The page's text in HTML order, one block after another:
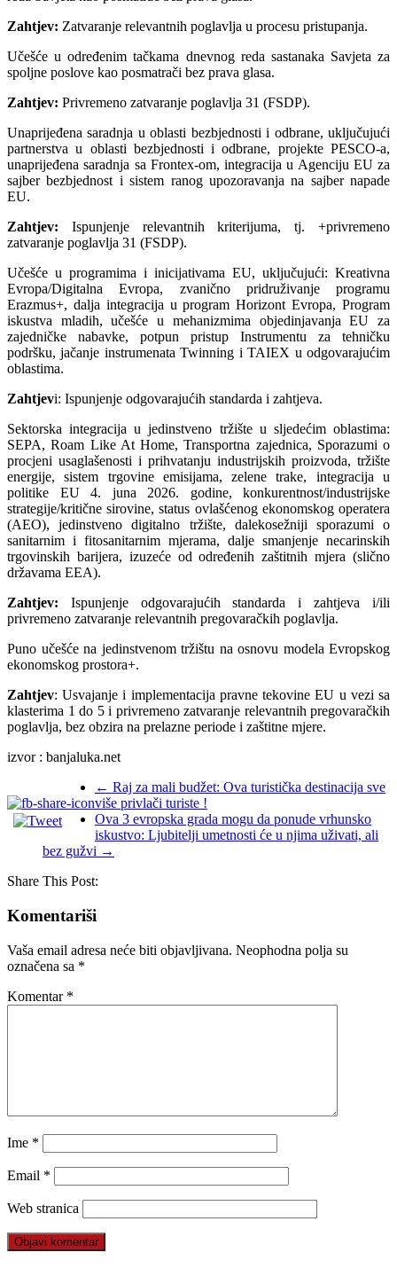
Zahtjev: Zatvaranje relevantnih poglavlja u procesu pristupanja.
Učešće u određenim tačkama dnevnog reda sastanaka Savjeta za
spoljne poslove kao posmatrači bez prava glasa.
Zahtjev: Privremeno zatvaranje poglavlja 31 (FSDP).
Unaprijeđena saradnja u oblasti bezbjednosti i odbrane, uključujući
partnerstva u oblasti bezbjednosti i odbrane, projekte PESCO-a,
unaprijeđena saradnja sa Frontex-om, integracija u Agenciju EU za
sajber bezbjednost i sistem ranog upozoravanja na sajber napade
EU.
Zahtjev: Ispunjenje relevantnih kriterijuma, tj. +privremeno
zatvaranje poglavlja 31 (FSDP).
Učešće u programima i inicijativama EU, uključujući: Kreativna
Evropa/Digitalna Evropa, zvanično pridruživanje programu
Erazmus+, dalja integracija u program Horizont Evropa, Program
iskustva mladih, učešće u mehanizmima objedinjavanja EU za
zajedničke nabavke, potpun pristup Instrumentu za tehničku
podršku, jačanje instrumenata Twinning i TAIEX u odgovarajućim
oblastima.
Zahtjevi: Ispunjenje odgovarajućih standarda i zahtjeva.
Sektorska integracija u jedinstveno tržište u sljedećim oblastima:
SEPA, Roam Like At Home, Transportna zajednica, Sporazumi o
procjeni usaglašenosti i prihvatanju industrijskih proizvoda, tržište
energije, sistem trgovine emisijama, zelene trake, integracija u
politike EU 4. juna 2026. godine, konkurentnost/industrijske
strategije/kritične sirovine, status ovlašćenog ekonomskog operatera
(AEO), jedinstveno digitalno tržište, dalekosežniji sporazumi o
sanitarnim i fitosanitarnim mjerama, dalje smanjenje necarinskih
trgovinskih barijera, izuzeće od određenih zaštitnih mjera (slično
državama EEA).
Zahtjev: Ispunjenje odgovarajućih standarda i zahtjeva i/ili
privremeno zatvaranje relevantnih pregovaračkih poglavlja.
Puno učešće na jedinstvenom tržištu na osnovu modela Evropskog
ekonomskog prostora+.
Zahtjev: Usvajanje i implementacija pravne tekovine EU u vezi sa
klasterima 1 do 5 i privremeno zatvaranje relevantnih pregovaračkih
poglavlja, bez obzira na prelazne periode i zaštitne mjere.
izvor : banjaluka.net
← Raj za mali budžet: Ova turistička destinacija sve
više privlači turiste !
Ova 3 evropska grada mogu da ponude vrhunsko
iskustvo: Ljubitelji umetnosti će u njima uživati, ali
bez gužvi →
Share This Post:
Komentariši
Vaša email adresa neće biti objavljivana. Neophodna polja su
označena sa *
Komentar *
Ime *
Email *
Web stranica